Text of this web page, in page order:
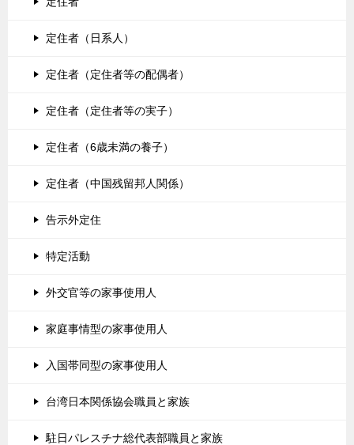
定住者（日系人）
定住者（定住者等の配偶者）
定住者（定住者等の実子）
定住者（6歳未満の養子）
定住者（中国残留邦人関係）
告示外定住
特定活動
外交官等の家事使用人
家庭事情型の家事使用人
入国帯同型の家事使用人
台湾日本関係協会職員と家族
駐日パレスチナ総代表部職員と家族